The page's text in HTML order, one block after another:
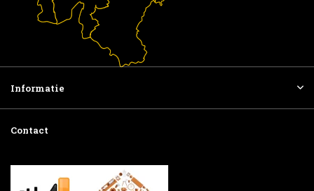
Informatie
Contact